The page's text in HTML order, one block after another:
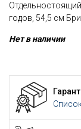
годов, 54,5 см
Нет в наличии